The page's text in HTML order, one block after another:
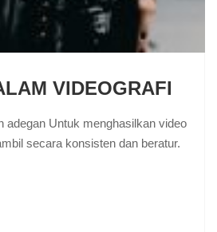
VIDEOGRAFI
adegan Untuk menghasilkan video
secara konsisten dan beratur.